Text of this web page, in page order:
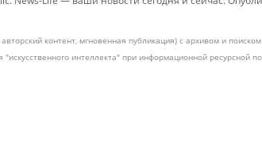
контент, мгновенная публикация) с архивом и
интеллекта" при информационной ресурсной